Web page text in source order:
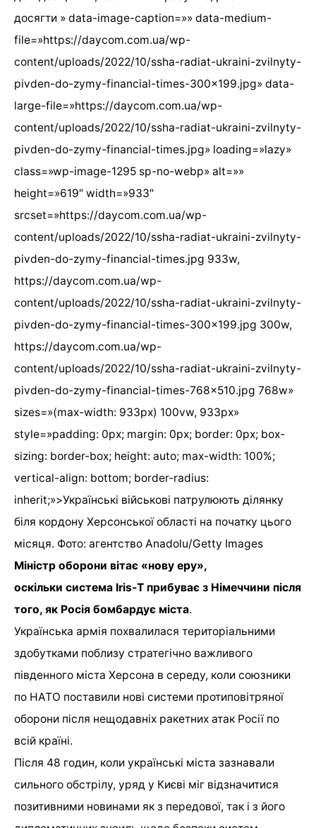
досягти » data-image-caption=»» data-medium-
file=»https://daycom.com.ua/wp-
content/uploads/2022/10/ssha-radiat-ukraini-zvilnyty-
pivden-do-zymy-financial-times-300×199.jpg» data-
large-file=»https://daycom.com.ua/wp-
content/uploads/2022/10/ssha-radiat-ukraini-zvilnyty-
pivden-do-zymy-financial-times.jpg» loading=»lazy»
class=»wp-image-1295 sp-no-webp» alt=»»
height=»619″ width=»933″
srcset=»https://daycom.com.ua/wp-
content/uploads/2022/10/ssha-radiat-ukraini-zvilnyty-
pivden-do-zymy-financial-times.jpg 933w,
https://daycom.com.ua/wp-
content/uploads/2022/10/ssha-radiat-ukraini-zvilnyty-
pivden-do-zymy-financial-times-300×199.jpg 300w,
https://daycom.com.ua/wp-
content/uploads/2022/10/ssha-radiat-ukraini-zvilnyty-
pivden-do-zymy-financial-times-768×510.jpg 768w»
sizes=»(max-width: 933px) 100vw, 933px»
style=»padding: 0px; margin: 0px; border: 0px; box-
sizing: border-box; height: auto; max-width: 100%;
vertical-align: bottom; border-radius:
inherit;»>Українські військові патрулюють ділянку
біля кордону Херсонської області на початку цього
місяця. Фото: агентство Anadolu/Getty Images
Міністр оборони вітає «нову еру»,
оскільки система Iris-T прибуває з Німеччини після
того, як Росія бомбардує міста.
Українська армія похвалилася територіальними
здобутками поблизу стратегічно важливого
південного міста Херсона в середу, коли союзники
по НАТО поставили нові системи протиповітряної
оборони після нещодавніх ракетних атак Росії по
всій країні.
Після 48 годин, коли українські міста зазнавали
сильного обстрілу, уряд у Києві міг відзначитися
позитивними новинами як з передової, так і з його